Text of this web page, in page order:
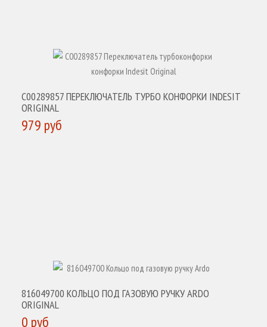
C00289857 ПЕРЕКЛЮЧАТЕЛЬ ТУРБО КОНФОРКИ INDESIT
ORIGINAL
979 руб
816049700 КОЛЬЦО ПОД ГАЗОВУЮ РУЧКУ ARDO
ORIGINAL
0 руб